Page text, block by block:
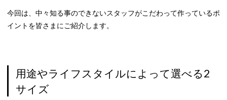
今回は、中々知る事のできないスタッフがこだわって作っているポ
イントを皆さまにご紹介します。
用途やライフスタイルによって選べる2
サイズ